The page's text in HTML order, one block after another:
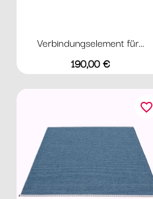
Verbindungselement für...
Preis
190,00 €
favorite_border